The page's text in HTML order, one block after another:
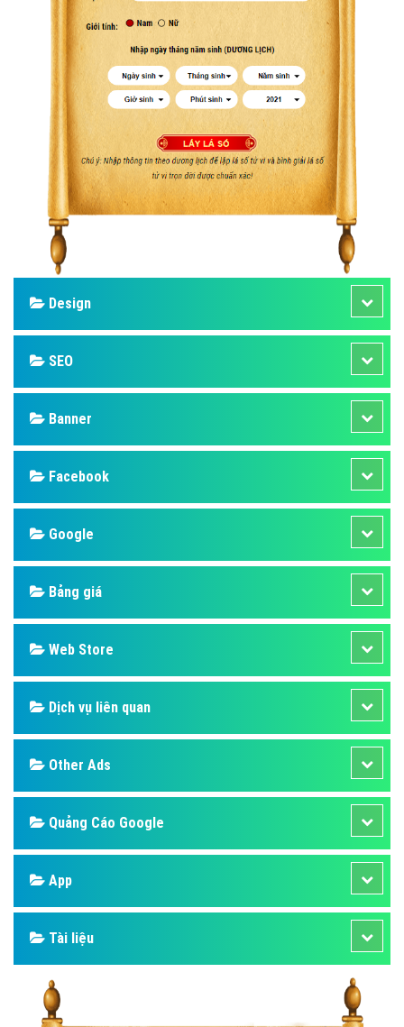
Design
SEO
Banner
Facebook
Google
Bảng giá
Web Store
Dịch vụ liên quan
Other Ads
Quảng Cáo Google
App
Tài liệu